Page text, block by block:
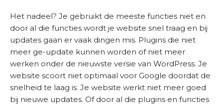
Het nadeel? Je gebruikt de meeste functies niet en
door al die functies wordt je website snel traag en bij
updates gaan er vaak dingen mis. Plugins die niet
meer ge-update kunnen worden of niet meer
werken onder de nieuwste versie van WordPress. Je
website scoort niet optimaal voor Google doordat de
snelheid te laag is. Je website werkt niet meer goed
bij nieuwe updates. Of door al die plugins en functies